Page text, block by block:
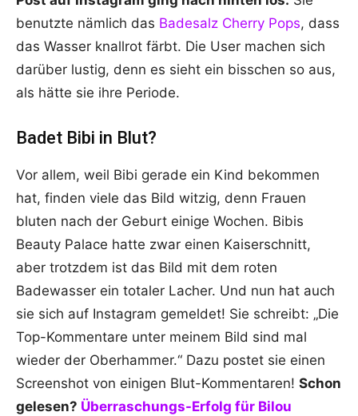
benutzte nämlich das Badesalz Cherry Pops, dass
das Wasser knallrot färbt. Die User machen sich
darüber lustig, denn es sieht ein bisschen so aus,
als hätte sie ihre Periode.
Badet Bibi in Blut?
Vor allem, weil Bibi gerade ein Kind bekommen
hat, finden viele das Bild witzig, denn Frauen
bluten nach der Geburt einige Wochen. Bibis
Beauty Palace hatte zwar einen Kaiserschnitt,
aber trotzdem ist das Bild mit dem roten
Badewasser ein totaler Lacher. Und nun hat auch
sie sich auf Instagram gemeldet! Sie schreibt: „Die
Top-Kommentare unter meinem Bild sind mal
wieder der Oberhammer.“ Dazu postet sie einen
Screenshot von einigen Blut-Kommentaren! Schon
gelesen? Überraschungs-Erfolg für Bilou